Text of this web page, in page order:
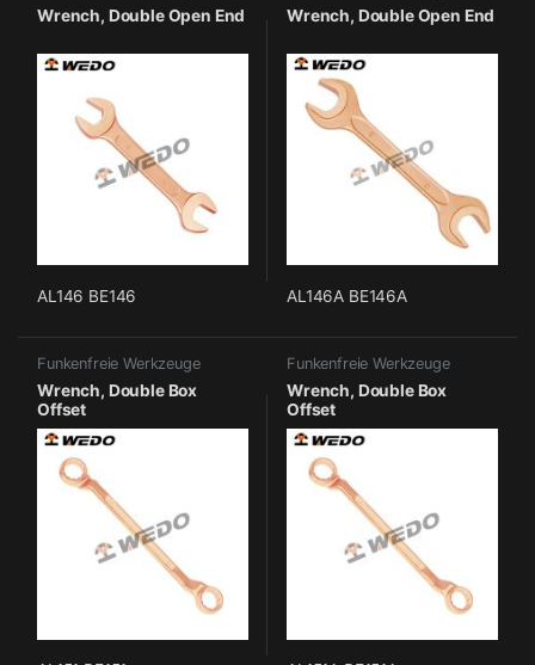
Wrench, Double Open End
AL146 BE146
Wrench, Double Open End
AL146A BE146A
Funkenfreie Werkzeuge
Wrench, Double Box
Offset
Funkenfreie Werkzeuge
Wrench, Double Box
Offset